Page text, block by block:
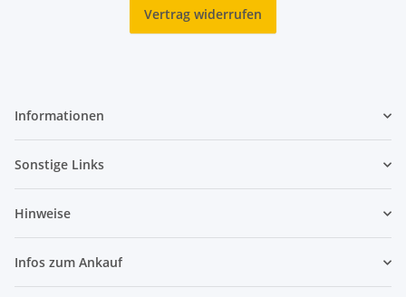
Vertrag widerrufen
Informationen
Sonstige Links
Hinweise
Infos zum Ankauf